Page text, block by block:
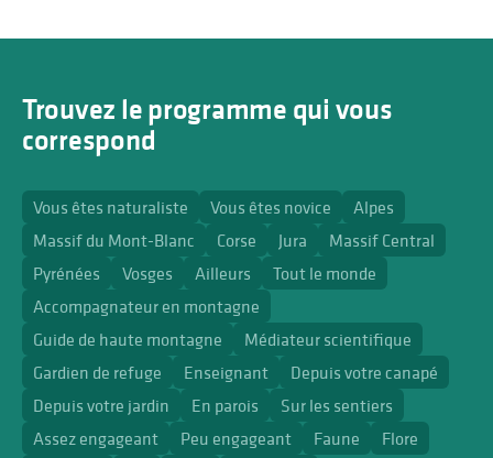
Trouvez le programme qui vous
correspond
Vous êtes naturaliste Vous êtes novice
Alpes
Massif du Mont-Blanc
Corse Jura
Massif Central
Pyrénées
Vosges Ailleurs
Tout le monde
Accompagnateur en montagne
Guide de haute montagne
Médiateur scientifique
Gardien de refuge
Enseignant
Depuis votre canapé
Depuis votre jardin
En parois
Sur les sentiers
Assez engageant
Peu engageant Faune
Flore